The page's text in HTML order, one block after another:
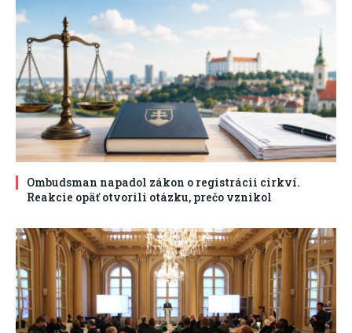
Ombudsman napadol zákon o registrácii cirkví.
Reakcie opäť otvorili otázku, prečo vznikol